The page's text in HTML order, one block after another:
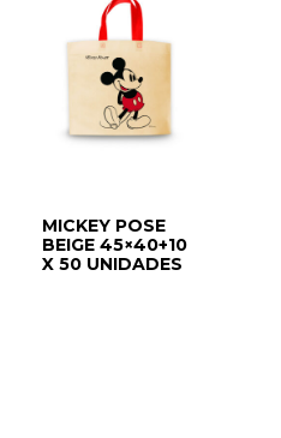
MICKEY POSE
BEIGE 45×40+10
X 50 UNIDADES